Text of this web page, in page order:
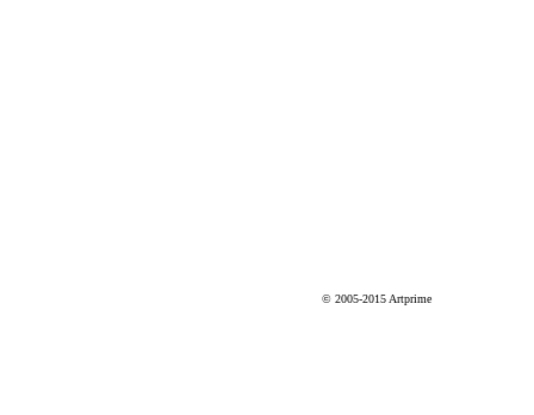
© 2005-2015 Artprime